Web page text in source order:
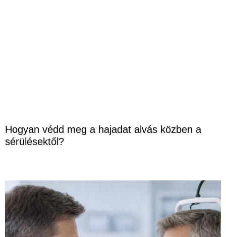
Hogyan védd meg a hajadat alvás közben a
sérülésektől?